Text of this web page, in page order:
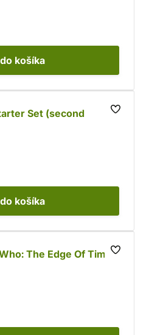
do košíka
Set (second
do košíka
The Edge Of Time